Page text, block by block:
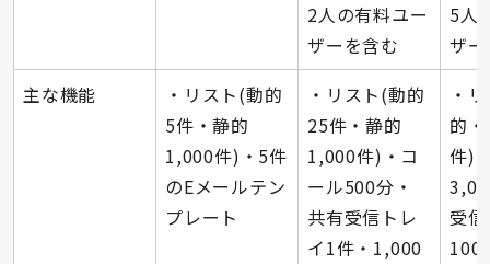
2人の有料ユー
ザーを含む
5人
ザ
主な機能
・リスト(動的
5件・静的
1,000件)・5件
のEメールテン
プレート
・リスト(動的
25件・静的
1,000件)・コ
ール500分・
共有受信トレ
イ1件・1,000
・
的
件)
受
100